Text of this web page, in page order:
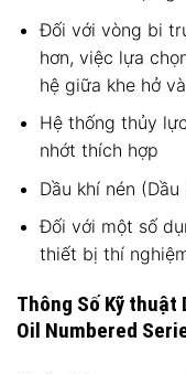
Đối với vòng bi
hơn, việc lựa
hệ giữa khe hở
Hệ thống thủy
nhớt thích hợp
Dầu khí nén
Đối với một số
thiết bị thí
Thông Số Kỹ
Oil Numbered